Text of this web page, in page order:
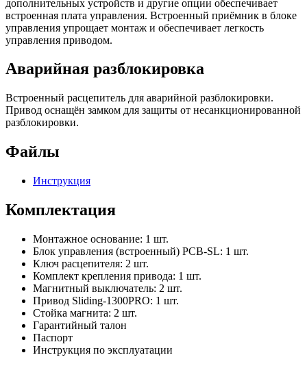
дополнительных устройств и другие опции обеспечивает
встроенная плата управления. Встроенный приёмник в блоке
управления упрощает монтаж и обеспечивает легкость
управления приводом.
Аварийная разблокировка
Встроенный расцепитель для аварийной разблокировки.
Привод оснащён замком для защиты от несанкционированной
разблокировки.
Файлы
Инструкция
Комплектация
Монтaжное основание: 1 шт.
Блок управления (встроенный) PCB-SL: 1 шт.
Ключ расцепителя: 2 шт.
Комплект крепления привода: 1 шт.
Магнитный выключатель: 2 шт.
Привод Sliding-1300PRO: 1 шт.
Стойка магнита: 2 шт.
Гарантийный талон
Паспорт
Инструкция по эксплуaтaции